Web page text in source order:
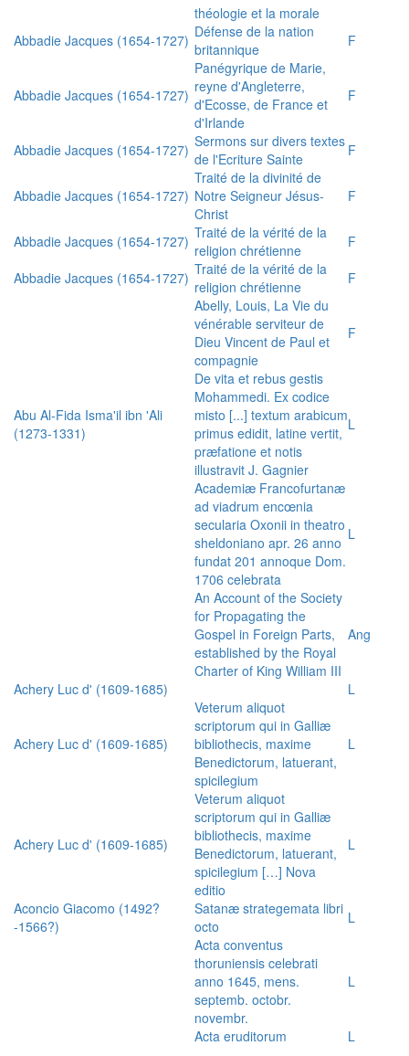
théologie et la morale
Abbadie Jacques (1654-1727) Défense de la nation
britannique
F
Abbadie Jacques (1654-1727)
Panégyrique de Marie,
reyne d'Angleterre,
d'Ecosse, de France et
d'Irlande
F
Abbadie Jacques (1654-1727) Sermons sur divers textes
de l'Ecriture Sainte
F
Abbadie Jacques (1654-1727)
Traité de la divinité de
Notre Seigneur Jésus-
Christ
F
Abbadie Jacques (1654-1727) Traité de la vérité de la
religion chrétienne
F
Abbadie Jacques (1654-1727) Traité de la vérité de la
religion chrétienne
F
Abelly, Louis, La Vie du
vénérable serviteur de
Dieu Vincent de Paul et
compagnie
F
Abu Al-Fida Isma'il ibn 'Ali
(1273-1331)
De vita et rebus gestis
Mohammedi. Ex codice
misto [...] textum arabicum
primus edidit, latine vertit,
præfatione et notis
illustravit J. Gagnier
L
Academiæ Francofurtanæ
ad viadrum encœnia
secularia Oxonii in theatro
sheldoniano apr. 26 anno
fundat 201 annoque Dom.
1706 celebrata
L
An Account of the Society
for Propagating the
Gospel in Foreign Parts,
established by the Royal
Charter of King William III
Ang
Achery Luc d' (1609-1685) L
Achery Luc d' (1609-1685)
Veterum aliquot
scriptorum qui in Galliæ
bibliothecis, maxime
Benedictorum, latuerant,
spicilegium
L
Achery Luc d' (1609-1685)
Veterum aliquot
scriptorum qui in Galliæ
bibliothecis, maxime
Benedictorum, latuerant,
spicilegium […] Nova
editio
L
Aconcio Giacomo (1492?
-1566?)
Satanæ strategemata libri
octo
L
Acta conventus
thoruniensis celebrati
anno 1645, mens.
septemb. octobr.
novembr.
L
Acta eruditorum
L